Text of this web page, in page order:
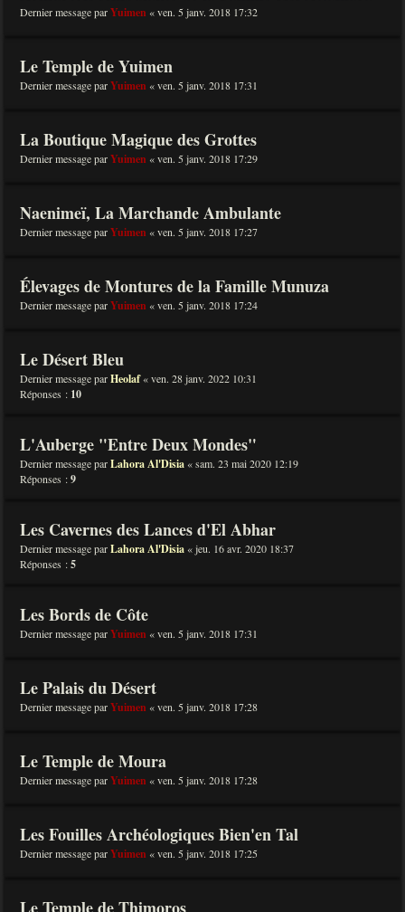
Dernier message parYuimen «ven. 5 janv. 2018 17:32
Le Temple de Yuimen
Dernier message parYuimen «ven. 5 janv. 2018 17:31
La Boutique Magique des Grottes
Dernier message parYuimen «ven. 5 janv. 2018 17:29
Naenimeï, La Marchande Ambulante
Dernier message parYuimen «ven. 5 janv. 2018 17:27
Élevages de Montures de la Famille Munuza
Dernier message parYuimen «ven. 5 janv. 2018 17:24
Le Désert Bleu
Dernier message parHeolaf«ven. 28 janv. 2022 10:31
Réponses : 10
L'Auberge "Entre Deux Mondes"
Dernier message parLahora Al'Disia «sam. 23 mai 2020 12:19
Réponses :9
Les Cavernes des Lances d'El Abhar
Dernier message parLahora Al'Disia «jeu. 16 avr. 2020 18:37
Réponses :5
Les Bords de Côte
Dernier message parYuimen «ven. 5 janv. 2018 17:31
Le Palais du Désert
Dernier message parYuimen «ven. 5 janv. 2018 17:28
Le Temple de Moura
Dernier message parYuimen «ven. 5 janv. 2018 17:28
Les Fouilles Archéologiques Bien'en Tal
Dernier message parYuimen «ven. 5 janv. 2018 17:25